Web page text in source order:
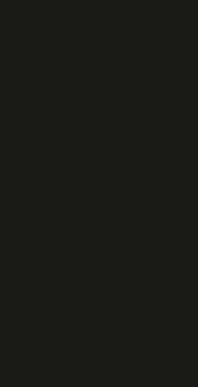
dos alvinegros por conta
Maciel Rocha
ou reciclagem nem do árbitro
VAR – e que não chamou
pode pedir